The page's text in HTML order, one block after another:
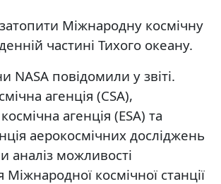
Міжнародну космічну
частині Тихого океану.
NASA повідомили у звіті.
агенція (CSA),
агенція (ESA) та
аерокосмічних досліджень
аналіз можливості
космічної станції